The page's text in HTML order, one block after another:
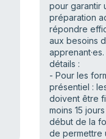
pour garantir
préparation
répondre
aux besoins
détails :
- Pour les
présentiel :
doivent être
moins 15
début de la
de permettre